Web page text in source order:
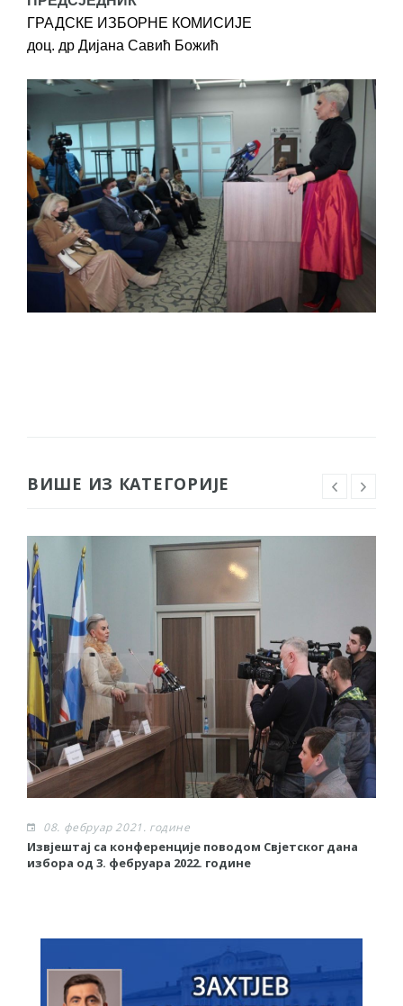
ГРАДСКЕ ИЗБОРНЕ КОМИСИЈЕ
доц. др Дијана Савић Божић
ВИШЕ ИЗ КАТЕГОРИЈЕ
08. фебруар 2021. године
Извјештај са конференције поводом Свјетског дана
избора од 3. фебруара 2022. године